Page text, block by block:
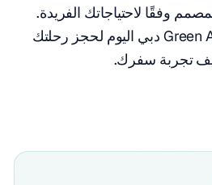
وفقًا لاحتياجاتك الفريدة.
اتصل بـ Green Apple Travel دبي اليوم لحجز رحلتك
تجربة سفرك.